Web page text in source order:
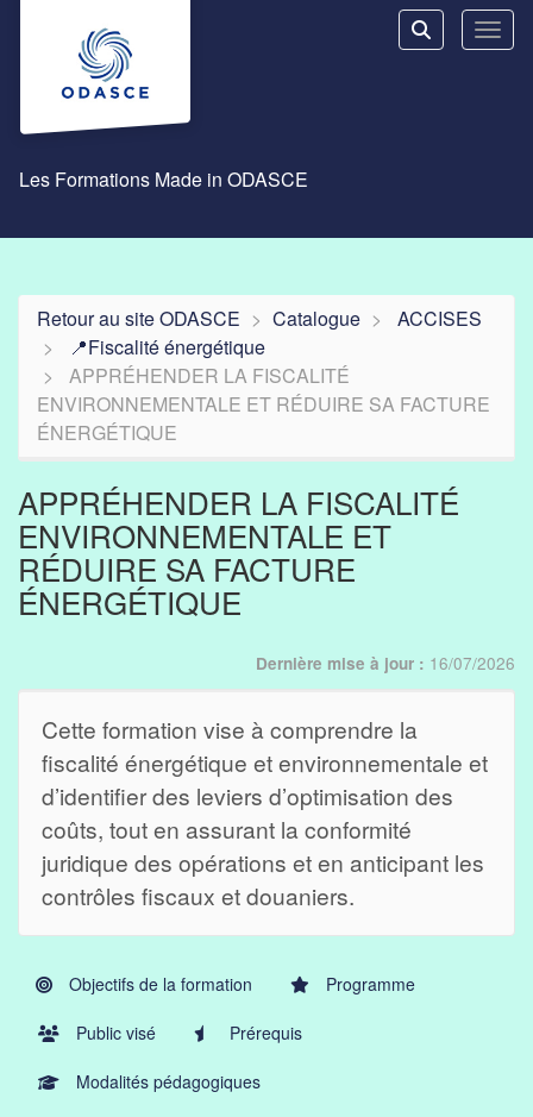
Aller au menu principal
Aller au contenu principal
Personnaliser l'interface
Rechercher
Les Formations Made in ODASCE
Retour au site ODASCE Catalogue
ACCISES
📍Fiscalité énergétique
APPRÉHENDER LA FISCALITÉ
ENVIRONNEMENTALE ET RÉDUIRE SA FACTURE
ÉNERGÉTIQUE
APPRÉHENDER LA FISCALITÉ
ENVIRONNEMENTALE ET
RÉDUIRE SA FACTURE
ÉNERGÉTIQUE
Dernière mise à jour : 16/07/2026
Cette formation vise à comprendre la
fiscalité énergétique et environnementale et
d’identifier des leviers d’optimisation des
coûts, tout en assurant la conformité
juridique des opérations et en anticipant les
contrôles fiscaux et douaniers.
Objectifs de la formation Programme
Public visé Prérequis
Modalités pédagogiques